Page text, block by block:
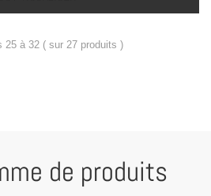
25 à 32 ( sur 27 produits )
de produits